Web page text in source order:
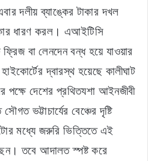
দলীয় ব্যাঙ্কের টাকার দখল
ধারণ করল। এআইটিসি
বা লেনদেন বন্ধ হয়ে যাওয়ার
দ্বারস্থ হয়েছে কালীঘাট
পক্ষে দেশের প্রথিতযশা আইনজীবী
ভট্টাচার্যের বেঞ্চের দৃষ্টি
মধ্যে জরুরি ভিত্তিতে এই
তবে আদালত স্পষ্ট করে